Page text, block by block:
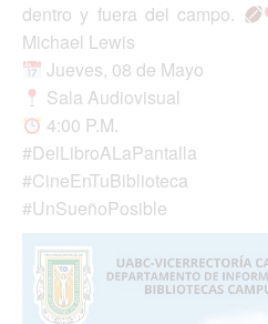
dentro y fuera del campo.
Michael Lewis
Jueves, 08 de Mayo
Sala Audiovisual
4:00 P.M.
#DelLibroALaPantalla
#CineEnTuBiblioteca
#UnSueñoPosible